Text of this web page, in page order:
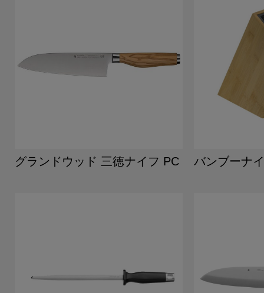
グランドウッド 三徳ナイフ PC バンブーナ